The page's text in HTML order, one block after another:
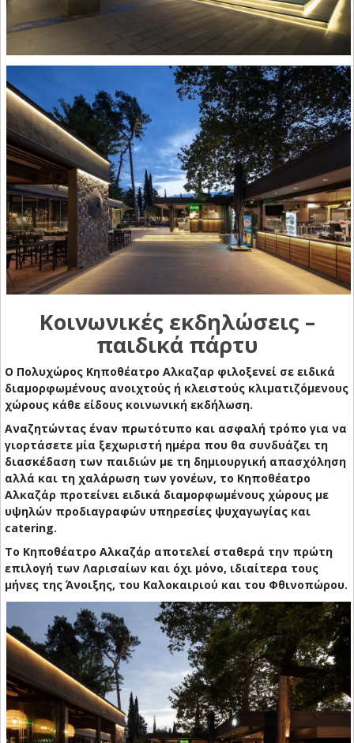
Κοινωνικές εκδηλώσεις –
παιδικά πάρτυ
O Πολυχώρος Κηποθέατρο Αλκαζαρ φιλοξενεί σε ειδικά
διαμορφωμένους ανοιχτούς ή κλειστούς κλιματιζόμενους
χώρους κάθε είδους κοινωνική εκδήλωση.
Αναζητώντας έναν πρωτότυπο και ασφαλή τρόπο για να
γιορτάσετε μία ξεχωριστή ημέρα που θα συνδυάζει τη
διασκέδαση των παιδιών με τη δημιουργική απασχόληση
αλλά και τη χαλάρωση των γονέων, το Κηποθέατρο
Αλκαζάρ προτείνει ειδικά διαμορφωμένους χώρους με
υψηλών προδιαγραφών υπηρεσίες ψυχαγωγίας και
catering.
Το Κηποθέατρο Αλκαζάρ αποτελεί σταθερά την πρώτη
επιλογή των Λαρισαίων και όχι μόνο, ιδιαίτερα τους
μήνες της Άνοιξης, του Καλοκαιριού και του Φθινοπώρου.